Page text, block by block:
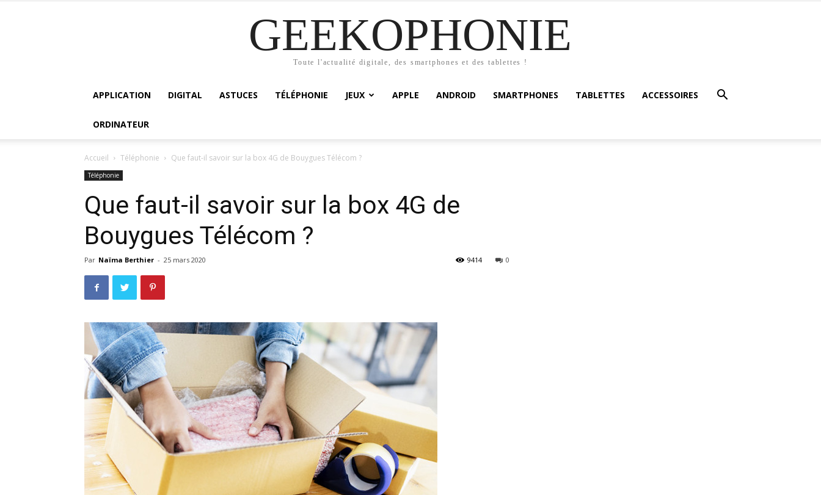
GEEKOPHONIE
Toute l'actualité digitale, des smartphones et des tablettes !
APPLICATION DIGITAL ASTUCES TÉLÉPHONIE JEUX APPLE ANDROID SMARTPHONES TABLETTES ACCESSOIRES
ORDINATEUR
Accueil Téléphonie Que faut-il savoir sur la box 4G de Bouygues Télécom ?
Téléphonie
Que faut-il savoir sur la box 4G de
Bouygues Télécom ?
Par Naïma Berthier - 25 mars 2020 0
9414